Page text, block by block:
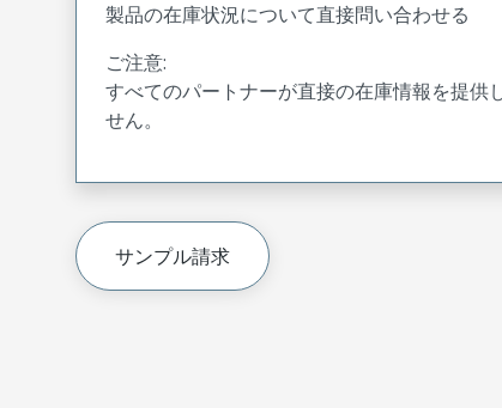
製品の在庫状況について直接問い合わせる
ご注意:
すべてのパートナーが直接の在庫情報を提供
せん。
サンプル請求